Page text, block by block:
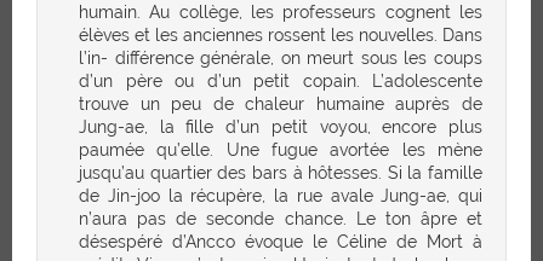
humain. Au collège, les professeurs cognent les
élèves et les anciennes rossent les nouvelles. Dans
l’in- différence générale, on meurt sous les coups
d’un père ou d’un petit copain. L’adolescente
trouve un peu de chaleur humaine auprès de
Jung-ae, la fille d’un petit voyou, encore plus
paumée qu’elle. Une fugue avortée les mène
jusqu’au quartier des bars à hôtesses. Si la famille
de Jin-joo la récupère, la rue avale Jung-ae, qui
n’aura pas de seconde chance. Le ton âpre et
désespéré d’Ancco évoque le Céline de Mort à